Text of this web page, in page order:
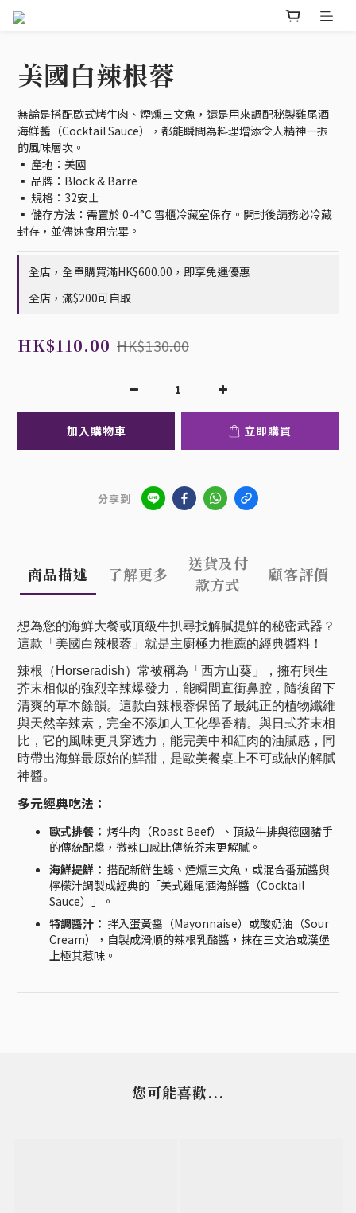
美國白辣根蓉
無論是搭配歐式烤牛肉、煙燻三文魚，還是用來調配秘製雞尾酒
海鮮醬（Cocktail Sauce），都能瞬間為料理增添令人精神一振
的風味層次。
▪️ 產地：美國
▪️ 品牌：Block & Barre
▪️ 規格：32安士
▪️ 儲存方法：需置於 0-4°C 雪櫃冷藏室保存。開封後請務必冷藏
封存，並儘速食用完畢。
全店，全單購買滿HK$600.00，即享免運優惠
全店，滿$200可自取
HK$110.00 HK$130.00
加入購物車 立即購買
分享到
商品描述 了解更多
送貨及付
款方式
顧客評價
想為您的海鮮大餐或頂級牛扒尋找解膩提鮮的秘密武器？
這款「美國白辣根蓉」就是主廚極力推薦的經典醬料！
辣根（Horseradish）常被稱為「西方山葵」，擁有與生
芥末相似的強烈辛辣爆發力，能瞬間直衝鼻腔，隨後留下
清爽的草本餘韻。這款白辣根蓉保留了最純正的植物纖維
與天然辛辣素，完全不添加人工化學香精。與日式芥末相
比，它的風味更具穿透力，能完美中和紅肉的油膩感，同
時帶出海鮮最原始的鮮甜，是歐美餐桌上不可或缺的解膩
神醬。
多元經典吃法：
歐式排餐： 烤牛肉（Roast Beef）、頂級牛排與德國豬手
的傳統配醬，微辣口感比傳統芥末更解膩。
海鮮提鮮： 搭配新鮮生蠔、煙燻三文魚，或混合番茄醬與
檸檬汁調製成經典的「美式雞尾酒海鮮醬（Cocktail
Sauce）」。
特調醬汁： 拌入蛋黃醬（Mayonnaise）或酸奶油（Sour
Cream），自製成滑順的辣根乳酪醬，抹在三文治或漢堡
上極其惹味。
您可能喜歡...